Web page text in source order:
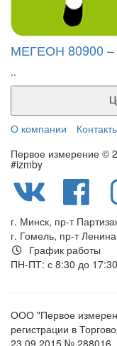
МЕГЕОН 80900 –
..
О компании
Первое измерение ©
#izmby
г. Минск, пр-т
г. Гомель, пр-т
График работы
ПН-ПТ: с 8:30 до 17:30
ООО "Первое
регистрации в
23.09.2015 № 288016